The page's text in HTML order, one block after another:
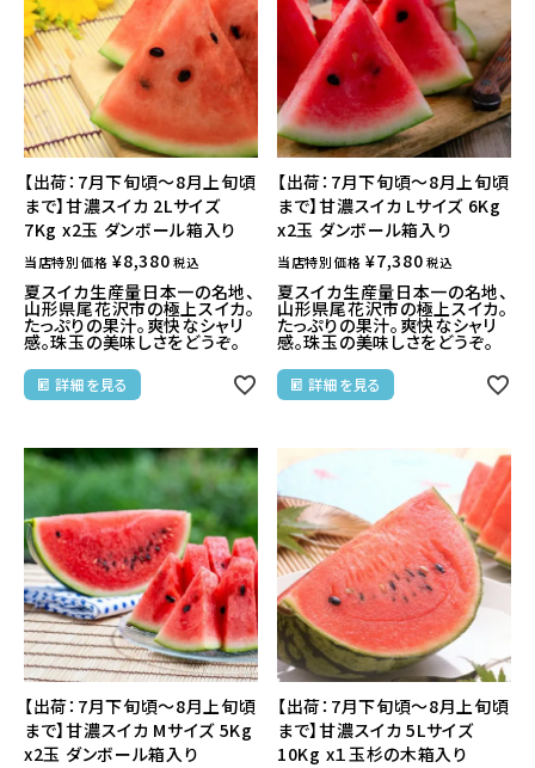
【出荷：7月下旬頃～8月上旬頃
まで】甘濃スイカ 2Lサイズ
7Kg x2玉 ダンボール箱入り
当店特別価格 ¥8,380 税込
夏スイカ生産量日本一の名地、
山形県尾花沢市の極上スイカ。
たっぷりの果汁。爽快なシャリ
感。珠玉の美味しさをどうぞ。
詳細を見る
【出荷：7月下旬頃～8月上旬頃
まで】甘濃スイカ Lサイズ 6Kg
x2玉 ダンボール箱入り
当店特別価格 ¥7,380 税込
夏スイカ生産量日本一の名地、
山形県尾花沢市の極上スイカ。
たっぷりの果汁。爽快なシャリ
感。珠玉の美味しさをどうぞ。
詳細を見る
【出荷：7月下旬頃～8月上旬頃
まで】甘濃スイカ Mサイズ 5Kg
x2玉 ダンボール箱入り
【出荷：7月下旬頃～8月上旬頃
まで】甘濃スイカ 5Lサイズ
10Kg x１玉杉の木箱入り